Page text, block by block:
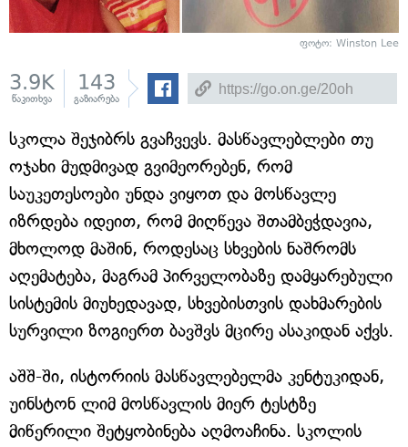
ფოტო: Winston Lee
3.9K
წაკითხვა
143
გაზიარება
სკოლა შეჯიბრს გვაჩვევს. მასწავლებლები თუ
ოჯახი მუდმივად გვიმეორებენ, რომ
საუკეთესოები უნდა ვიყოთ და მოსწავლე
იზრდება იდეით, რომ მიღწევა შთამბეჭდავია,
მხოლოდ მაშინ, როდესაც სხვების ნაშრომს
აღემატება, მაგრამ პირველობაზე დამყარებული
სისტემის მიუხედავად, სხვებისთვის დახმარების
სურვილი ზოგიერთ ბავშვს მცირე ასაკიდან აქვს.
აშშ-ში, ისტორიის მასწავლებელმა კენტუკიდან,
უინსტონ ლიმ მოსწავლის მიერ ტესტზე
მიწერილი შეტყობინება აღმოაჩინა. სკოლის